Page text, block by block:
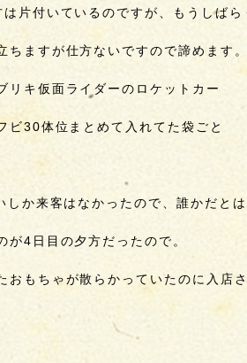
片付いているのですが、もうしばら
ちますが仕方ないですので諦めます。
リキ仮面ライダーのロケットカー
ビ30体位まとめて入れてた袋ごと
しか来客はなかったので、誰かだと
が4日目の夕方だったので。
おもちゃが散らかっていたのに入店